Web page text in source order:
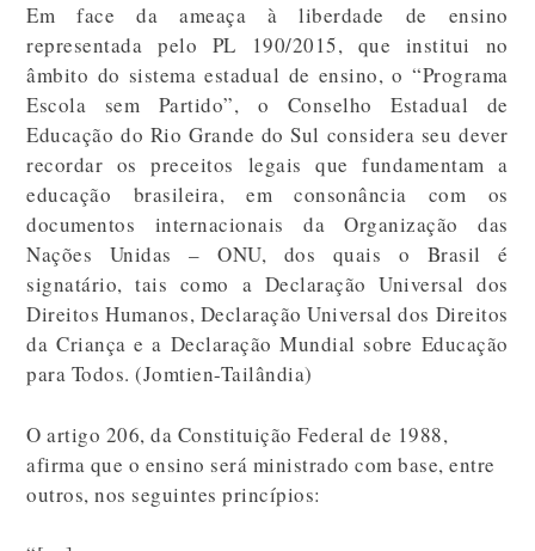
Em face da ameaça à liberdade de ensino
representada pelo PL 190/2015, que institui no
âmbito do sistema estadual de ensino, o “Programa
Escola sem Partido”, o Conselho Estadual de
Educação do Rio Grande do Sul considera seu dever
recordar os preceitos legais que fundamentam a
educação brasileira, em consonância com os
documentos internacionais da Organização das
Nações Unidas – ONU, dos quais o Brasil é
signatário, tais como a Declaração Universal dos
Direitos Humanos, Declaração Universal dos Direitos
da Criança e a Declaração Mundial sobre Educação
para Todos. (Jomtien-Tailândia)
O artigo 206, da Constituição Federal de 1988,
afirma que o ensino será ministrado com base, entre
outros, nos seguintes princípios: